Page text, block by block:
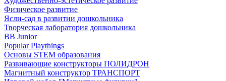
Физическое развитие
Ясли-сад в развитии дошкольника
Творческая лаборатория дошкольника
BB Junior
Popular Playthings
Основы STEM образования
Развивающие конструкторы ПОЛИДРОН
Магнитный конструктор ТРАНСПОРТ